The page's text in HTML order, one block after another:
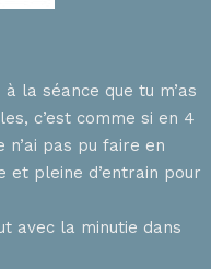
la séance que tu m’as
c’est comme si en 4
n’ai pas pu faire en
et pleine d’entrain pour
avec la minutie dans